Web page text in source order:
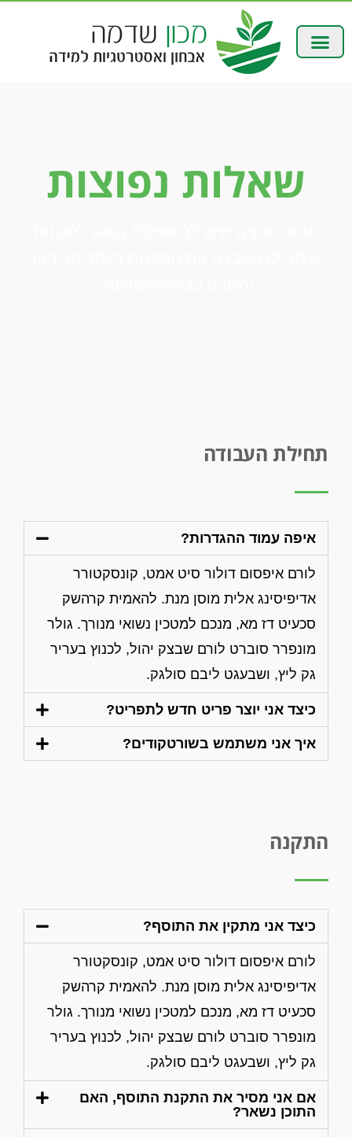
שאלות נפוצות
תחילת העבודה
איפה עמוד ההגדרות?
לורם איפסום דולור סיט אמט, קונסקטורר
אדיפיסינג אלית מוסן מנת. להאמית קרהשק
סכעיט דז מא, מנכם למטכין נשואי מנורך. גולר
מונפרר סוברט לורם שבצק יהול, לכנוץ בעריר
גק ליץ, ושבעגט ליבם סולגק.
כיצד אני יוצר פריט חדש לתפריט?
איך אני משתמש בשורטקודים?
התקנה
כיצד אני מתקין את התוסף?
לורם איפסום דולור סיט אמט, קונסקטורר
אדיפיסינג אלית מוסן מנת. להאמית קרהשק
סכעיט דז מא, מנכם למטכין נשואי מנורך. גולר
מונפרר סוברט לורם שבצק יהול, לכנוץ בעריר
גק ליץ, ושבעגט ליבם סולגק.
אם אני מסיר את התקנת התוסף, האם
התוכן נשאר?